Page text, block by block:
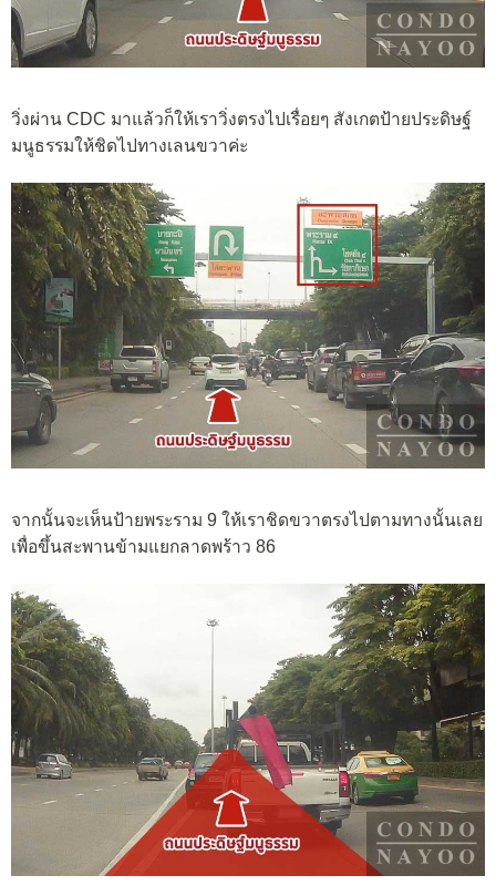
วิ่งผ่าน CDC มาแล้วก็ให้เราวิ่งตรงไปเรื่อยๆ สังเกตป้ายประดิษฐ์
มนูธรรมให้ชิดไปทางเลนขวาค่ะ
จากนั้นจะเห็นป้ายพระราม 9 ให้เราชิดขวาตรงไปตามทางนั้นเลย
เพื่อขึ้นสะพานข้ามแยกลาดพร้าว 86